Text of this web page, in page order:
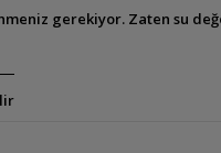
gerekiyor. Zaten su